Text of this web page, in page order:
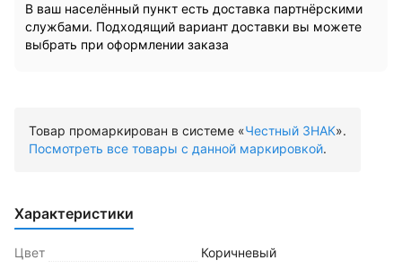
В ваш населённый пункт есть доставка партнёрскими
службами. Подходящий вариант доставки вы можете
выбрать при оформлении заказа
Товар промаркирован в системе «Честный ЗНАК».
Посмотреть все товары с данной маркировкой.
Характеристики
Цвет
Коричневый